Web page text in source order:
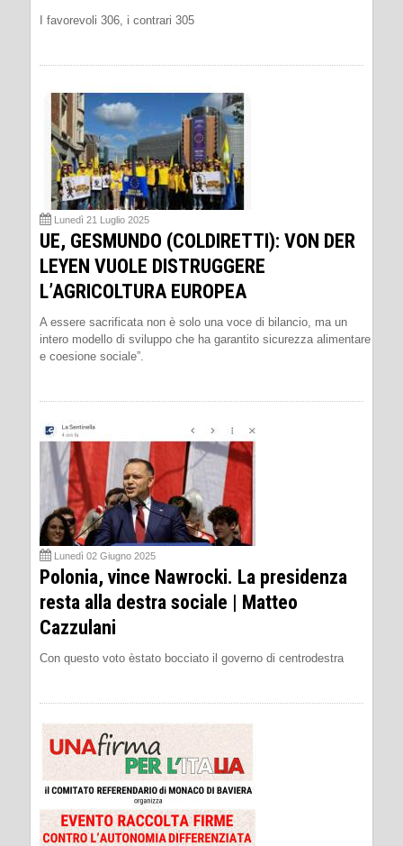
I favorevoli 306, i contrari 305
Lunedì 21 Luglio 2025
UE, GESMUNDO (COLDIRETTI): VON DER
LEYEN VUOLE DISTRUGGERE
L’AGRICOLTURA EUROPEA
A essere sacrificata non è solo una voce di bilancio, ma un
intero modello di sviluppo che ha garantito sicurezza alimentare
e coesione sociale”.
Lunedì 02 Giugno 2025
Polonia, vince Nawrocki. La presidenza
resta alla destra sociale | Matteo
Cazzulani
Con questo voto èstato bocciato il governo di centrodestra